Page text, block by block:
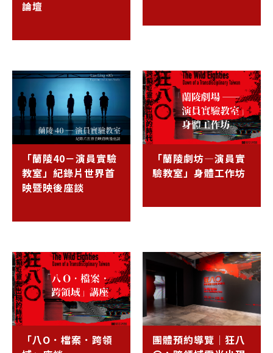
論壇
「蘭陵40－演員實驗
教室」紀錄片世界首
映暨映後座談
「蘭陵劇坊—演員實
驗教室」身體工作坊
「八O．檔案．跨領
團體預約導覽│狂八